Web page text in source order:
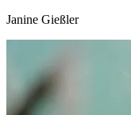
Janine Gießler